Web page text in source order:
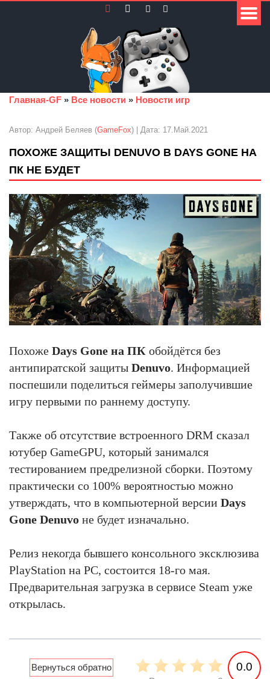
Главная-GF » Все новости » Новости игр
Автор: Андрей Беляев (GameFox) | Дата: 17.Май.2021
ПОХОЖЕ ЗАЩИТЫ DENUVO В DAYS GONE НА
ПК НЕ БУДЕТ
Похоже Days Gone на ПК обойдётся без
антипиратской защиты Denuvo. Информацией
поспешили поделиться геймеры заполучившие
игру первыми по раннему доступу.
Также об отсутствие встроенного DRM сказал
ютубер GameGPU, который занимался
тестированием предрелизной сборки. Поэтому
практически со 100% вероятностью можно
утверждать, что в компьютерной версии Days
Gone Denuvo не будет изначально.
Релиз некогда бывшего консольного эксклюзива
PlayStation на PC, состоится 18-го мая.
Предварительная загрузка в сервисе Steam уже
открылась.
0.0